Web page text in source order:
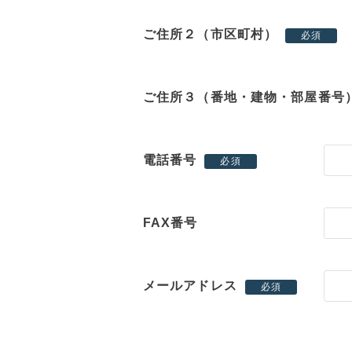
ご住所２（市区町村） 必須
ご住所３（番地・建物・部屋番号）
電話番号 必須
FAX番号
メールアドレス 必須